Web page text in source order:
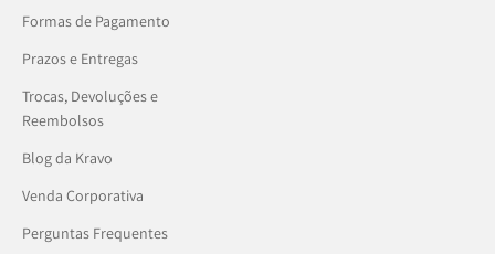
Formas de Pagamento
Prazos e Entregas
Trocas, Devoluções e
Reembolsos
Blog da Kravo
Venda Corporativa
Perguntas Frequentes